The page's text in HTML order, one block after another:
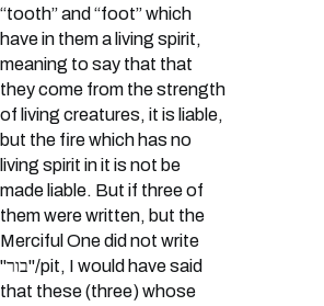
“tooth” and “foot” which
have in them a living spirit,
meaning to say that that
they come from the strength
of living creatures, it is liable,
but the fire which has no
living spirit in it is not be
made liable. But if three of
them were written, but the
Merciful One did not write
"בור"/pit, I would have said
that these (three) whose